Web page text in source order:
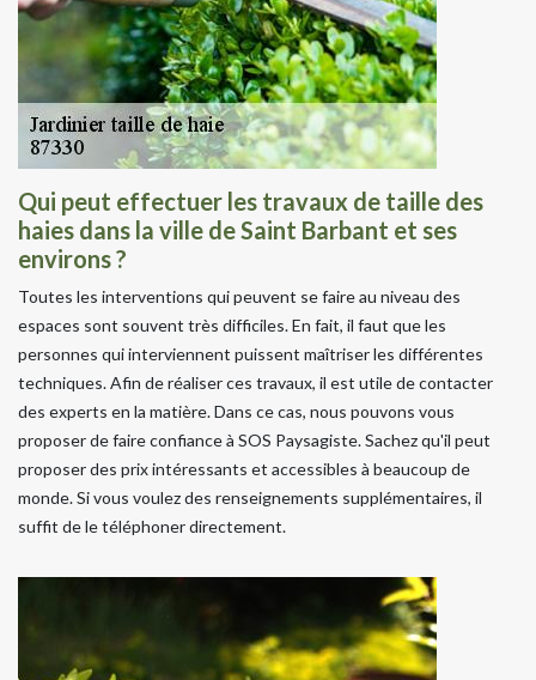
Qui peut effectuer les travaux de taille des
haies dans la ville de Saint Barbant et ses
environs ?
Toutes les interventions qui peuvent se faire au niveau des
espaces sont souvent très difficiles. En fait, il faut que les
personnes qui interviennent puissent maîtriser les différentes
techniques. Afin de réaliser ces travaux, il est utile de contacter
des experts en la matière. Dans ce cas, nous pouvons vous
proposer de faire confiance à SOS Paysagiste. Sachez qu'il peut
proposer des prix intéressants et accessibles à beaucoup de
monde. Si vous voulez des renseignements supplémentaires, il
suffit de le téléphoner directement.